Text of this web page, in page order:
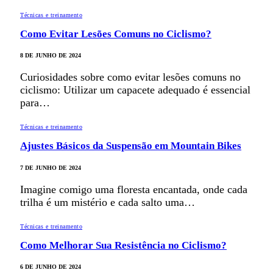
Técnicas e treinamento
Como Evitar Lesões Comuns no Ciclismo?
8 DE JUNHO DE 2024
Curiosidades sobre como evitar lesões comuns no
ciclismo: Utilizar um capacete adequado é essencial
para…
Técnicas e treinamento
Ajustes Básicos da Suspensão em Mountain Bikes
7 DE JUNHO DE 2024
Imagine comigo uma floresta encantada, onde cada
trilha é um mistério e cada salto uma…
Técnicas e treinamento
Como Melhorar Sua Resistência no Ciclismo?
6 DE JUNHO DE 2024